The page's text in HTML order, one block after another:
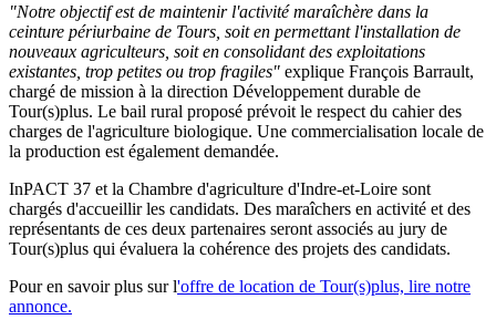
"Notre objectif est de maintenir l'activité maraîchère dans la
ceinture périurbaine de Tours, soit en permettant l'installation de
nouveaux agriculteurs, soit en consolidant des exploitations
existantes, trop petites ou trop fragiles" explique François Barrault,
chargé de mission à la direction Développement durable de
Tour(s)plus. Le bail rural proposé prévoit le respect du cahier des
charges de l'agriculture biologique. Une commercialisation locale de
la production est également demandée.
InPACT 37 et la Chambre d'agriculture d'Indre-et-Loire sont
chargés d'accueillir les candidats. Des maraîchers en activité et des
représentants de ces deux partenaires seront associés au jury de
Tour(s)plus qui évaluera la cohérence des projets des candidats.
Pour en savoir plus sur l'offre de location de Tour(s)plus, lire notre
annonce.